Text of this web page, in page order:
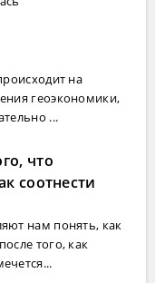
на
геоэкономики,
...
что
соотнести
нам понять, как
того, как